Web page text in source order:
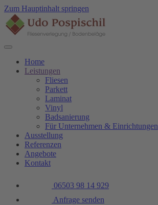
Zum Hauptinhalt springen
Home
Leistungen
Fliesen
Parkett
Laminat
Vinyl
Badsanierung
Für Unternehmen & Einrichtungen
Ausstellung
Referenzen
Angebote
Kontakt
06503 98 14 929
Anfrage senden